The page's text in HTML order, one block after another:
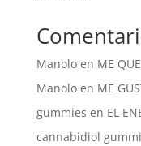
Manoloen ME
Manoloen ME
gummies en EL
cannabidiol